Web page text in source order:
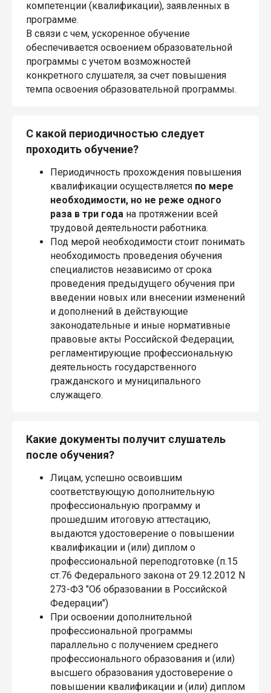
компетенции (квалификации), заявленных в
программе.
В связи с чем, ускоренное обучение
обеспечивается освоением образовательной
программы с учетом возможностей
конкретного слушателя, за счет повышения
темпа освоения образовательной программы.
С какой периодичностью следует
проходить обучение?
Периодичность прохождения повышения
квалификации осуществляется по мере
необходимости, но не реже одного
раза в три года на протяжении всей
трудовой деятельности работника.
Под мерой необходимости стоит понимать
необходимость проведения обучения
специалистов независимо от срока
проведения предыдущего обучения при
введении новых или внесении изменений
и дополнений в действующие
законодательные и иные нормативные
правовые акты Российской Федерации,
регламентирующие профессиональную
деятельность государственного
гражданского и муниципального
служащего.
Какие документы получит слушатель
после обучения?
Лицам, успешно освоившим
соответствующую дополнительную
профессиональную программу и
прошедшим итоговую аттестацию,
выдаются удостоверение о повышении
квалификации и (или) диплом о
профессиональной переподготовке (п.15
ст.76 Федерального закона от 29.12.2012 N
273-ФЗ "Об образовании в Российской
Федерации")
При освоении дополнительной
профессиональной программы
параллельно с получением среднего
профессионального образования и (или)
высшего образования удостоверение о
повышении квалификации и (или) диплом